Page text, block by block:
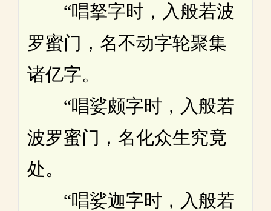
“唱拏字时，入般若波
罗蜜门，名不动字轮聚集
诸亿字。
“唱娑颇字时，入般若
波罗蜜门，名化众生究竟
处。
“唱娑迦字时，入般若